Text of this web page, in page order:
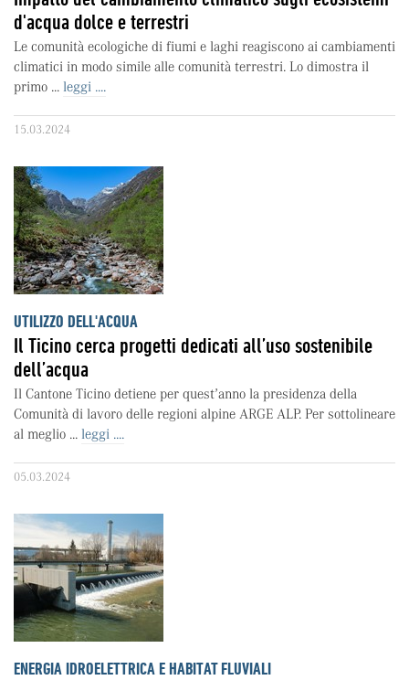
d'acqua dolce e terrestri
Le comunità ecologiche di fiumi e laghi reagiscono ai cambiamenti
climatici in modo simile alle comunità terrestri. Lo dimostra il
primo ... leggi ....
15.03.2024
UTILIZZO DELL'ACQUA
Il Ticino cerca progetti dedicati all’uso sostenibile
dell’acqua
Il Cantone Ticino detiene per quest’anno la presidenza della
Comunità di lavoro delle regioni alpine ARGE ALP. Per sottolineare
al meglio ... leggi ....
05.03.2024
ENERGIA IDROELETTRICA E HABITAT FLUVIALI